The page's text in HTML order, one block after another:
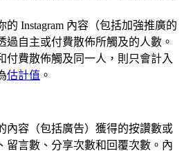
的 Instagram 內容（包括加強推廣的
過自主或付費散佈所觸及的人數。
付費散佈觸及同一人，則只會計入
估計值 。
內容（包括廣告）獲得的按讚數或
留言數、分享次數和回覆次數。內